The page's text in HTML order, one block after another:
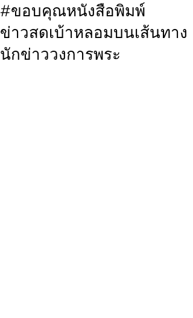
#ขอบคุณหนังสือพิมพ์
ข่าวสดเบ้าหลอมบนเส้นทาง
นักข่าววงการพระ